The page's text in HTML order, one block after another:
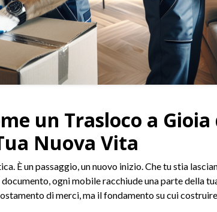
un Trasloco a
Nuova Vita
È un passaggio, un nuovo inizio. Che tu stia
ogni mobile racchiude una parte della
di merci, ma il fondamento su cui